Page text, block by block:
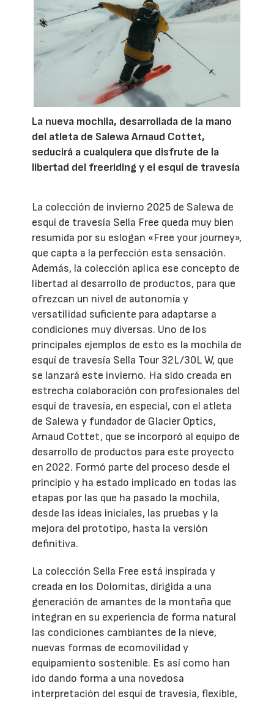
La nueva mochila, desarrollada de la mano
del atleta de Salewa Arnaud Cottet,
seducirá a cualquiera que disfrute de la
libertad del freeriding y el esquí de travesía
La colección de invierno 2025 de Salewa de
esquí de travesía Sella Free queda muy bien
resumida por su eslogan «Free your journey»,
que capta a la perfección esta sensación.
Además, la colección aplica ese concepto de
libertad al desarrollo de productos, para que
ofrezcan un nivel de autonomía y
versatilidad suficiente para adaptarse a
condiciones muy diversas. Uno de los
principales ejemplos de esto es la mochila de
esquí de travesía Sella Tour 32L/30L W, que
se lanzará este invierno. Ha sido creada en
estrecha colaboración con profesionales del
esquí de travesía, en especial, con el atleta
de Salewa y fundador de Glacier Optics,
Arnaud Cottet, que se incorporó al equipo de
desarrollo de productos para este proyecto
en 2022. Formó parte del proceso desde el
principio y ha estado implicado en todas las
etapas por las que ha pasado la mochila,
desde las ideas iniciales, las pruebas y la
mejora del prototipo, hasta la versión
definitiva.
La colección Sella Free está inspirada y
creada en los Dolomitas, dirigida a una
generación de amantes de la montaña que
integran en su experiencia de forma natural
las condiciones cambiantes de la nieve,
nuevas formas de ecomovilidad y
equipamiento sostenible. Es así como han
ido dando forma a una novedosa
interpretación del esquí de travesía, flexible,